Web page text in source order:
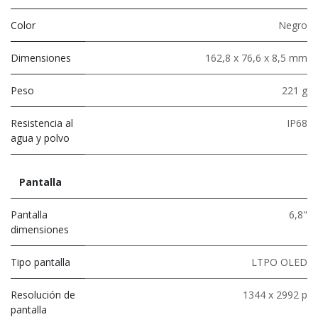
Color Negro
Dimensiones 162,8 x 76,6 x 8,5 mm
Peso 221 g
Resistencia al
agua y polvo
IP68
Pantalla
Pantalla
dimensiones
6,8"
Tipo pantalla LTPO OLED
Resolución de
pantalla
1344 x 2992 p